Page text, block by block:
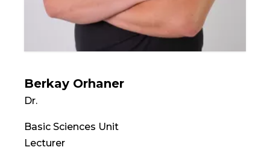
Berkay Orhaner
Dr.
Basic Sciences Unit
Lecturer